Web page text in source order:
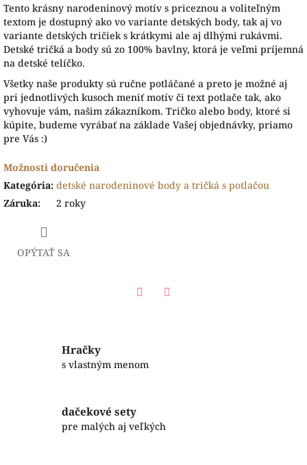
Tento krásny narodeninový motív s priceznou a voliteľným
textom je dostupný ako vo variante detských body, tak aj vo
variante detských tričiek s krátkymi ale aj dlhými rukávmi.
Detské tričká a body sú zo 100% bavlny, ktorá je veľmi príjemná
na detské telíčko.
Všetky naše produkty sú ručne potláčané a preto je možné aj
pri jednotlivých kusoch meniť motív či text potlače tak, ako
vyhovuje vám, našim zákazníkom. Tričko alebo body, ktoré si
kúpite, budeme vyrábať na základe Vašej objednávky, priamo
pre Vás :)
Možnosti doručenia
Kategória: detské narodeninové body a tričká s potlačou
Záruka: 2 roky
OPÝTAŤ SA
Hračky
s vlastným menom
dačekové sety
pre malých aj veľkých